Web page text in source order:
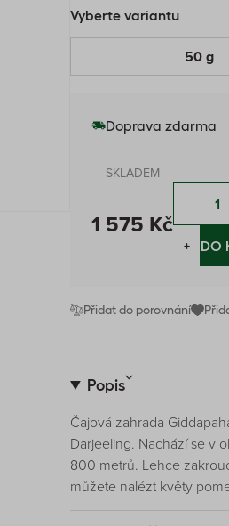
Vyberte variantu
50 g
Doprava zdarma
SKLADEM
1 575 Kč
−
+ DO
Přidat do porovnání
Popis
Čajová zahrada
Darjeeling. Nachází se v
800 metrů. Lehce
můžete nalézt květy